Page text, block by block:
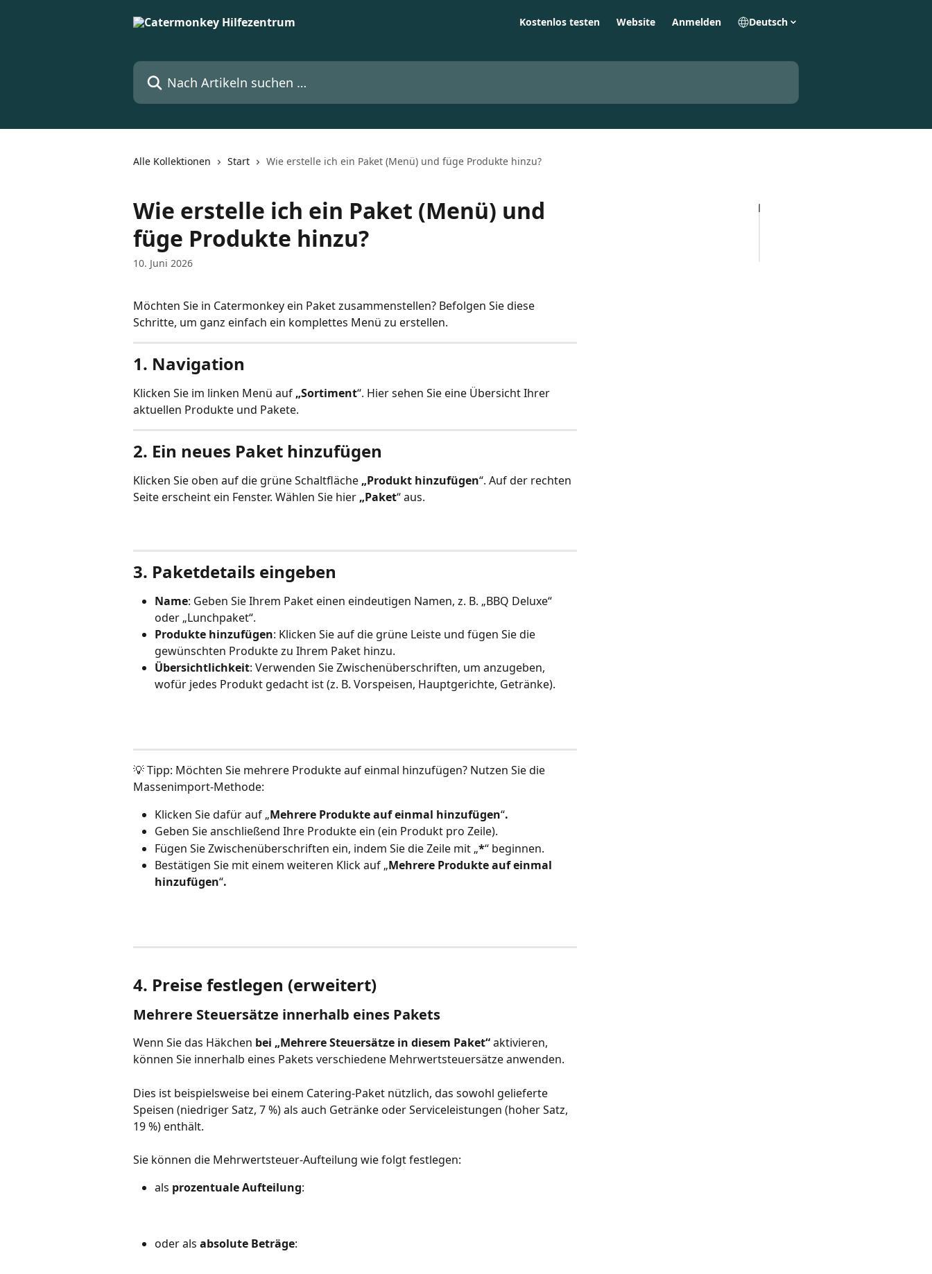
Kostenlos testen Website Anmelden Deutsch
Nach Artikeln suchen …
Alle Kollektionen Start Wie erstelle ich ein Paket (Menü) und füge Produkte hinzu?
Wie erstelle ich ein Paket (Menü) und
füge Produkte hinzu?
10. Juni 2026
Möchten Sie in Catermonkey ein Paket zusammenstellen? Befolgen Sie diese
Schritte, um ganz einfach ein komplettes Menü zu erstellen.
1. Navigation
Klicken Sie im linken Menü auf „Sortiment“. Hier sehen Sie eine Übersicht Ihrer
aktuellen Produkte und Pakete.
2. Ein neues Paket hinzufügen
Klicken Sie oben auf die grüne Schaltfläche „Produkt hinzufügen“. Auf der rechten
Seite erscheint ein Fenster. Wählen Sie hier „Paket“ aus.
3. Paketdetails eingeben
Name: Geben Sie Ihrem Paket einen eindeutigen Namen, z. B. „BBQ Deluxe“
oder „Lunchpaket“.
Produkte hinzufügen: Klicken Sie auf die grüne Leiste und fügen Sie die
gewünschten Produkte zu Ihrem Paket hinzu.
Übersichtlichkeit: Verwenden Sie Zwischenüberschriften, um anzugeben,
wofür jedes Produkt gedacht ist (z. B. Vorspeisen, Hauptgerichte, Getränke).
💡 Tipp: Möchten Sie mehrere Produkte auf einmal hinzufügen? Nutzen Sie die
Massenimport-Methode:
Klicken Sie dafür auf „Mehrere Produkte auf einmal hinzufügen“.
Geben Sie anschließend Ihre Produkte ein (ein Produkt pro Zeile).
Fügen Sie Zwischenüberschriften ein, indem Sie die Zeile mit „*“ beginnen.
Bestätigen Sie mit einem weiteren Klick auf „Mehrere Produkte auf einmal
hinzufügen“.
4. Preise festlegen (erweitert)
Mehrere Steuersätze innerhalb eines Pakets
Wenn Sie das Häkchen bei „Mehrere Steuersätze in diesem Paket“ aktivieren,
können Sie innerhalb eines Pakets verschiedene Mehrwertsteuersätze anwenden.
Dies ist beispielsweise bei einem Catering-Paket nützlich, das sowohl gelieferte
Speisen (niedriger Satz, 7 %) als auch Getränke oder Serviceleistungen (hoher Satz,
19 %) enthält.
Sie können die Mehrwertsteuer-Aufteilung wie folgt festlegen:
als prozentuale Aufteilung:
oder als absolute Beträge: